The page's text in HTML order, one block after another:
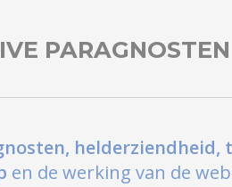
PARAGNOSTEN
en de werking van de